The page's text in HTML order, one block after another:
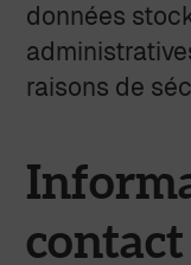
données
raisons de
contact